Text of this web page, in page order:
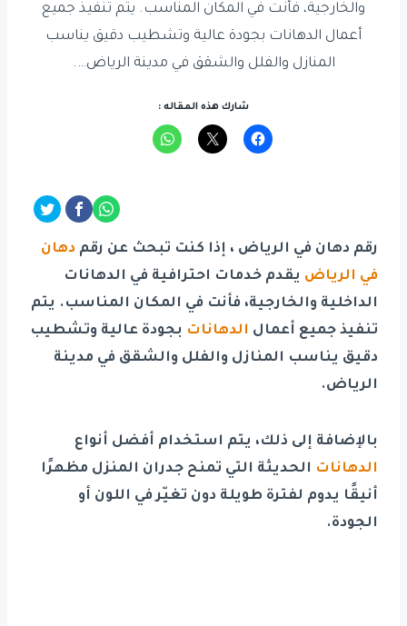
والخارجية، فأنت في المكان المناسب. يتم تنفيذ جميع
أعمال الدهانات بجودة عالية وتشطيب دقيق يناسب
المنازل والفلل والشقق في مدينة الرياض….
شارك هذه المقاله :
رقم دهان في الرياض ، إذا كنت تبحث عن رقم دهان
في الرياض يقدم خدمات احترافية في الدهانات
الداخلية والخارجية، فأنت في المكان المناسب. يتم
تنفيذ جميع أعمال الدهانات بجودة عالية وتشطيب
دقيق يناسب المنازل والفلل والشقق في مدينة
الرياض.
بالإضافة إلى ذلك، يتم استخدام أفضل أنواع
الدهانات الحديثة التي تمنح جدران المنزل مظهرًا
أنيقًا يدوم لفترة طويلة دون تغيّر في اللون أو
الجودة.